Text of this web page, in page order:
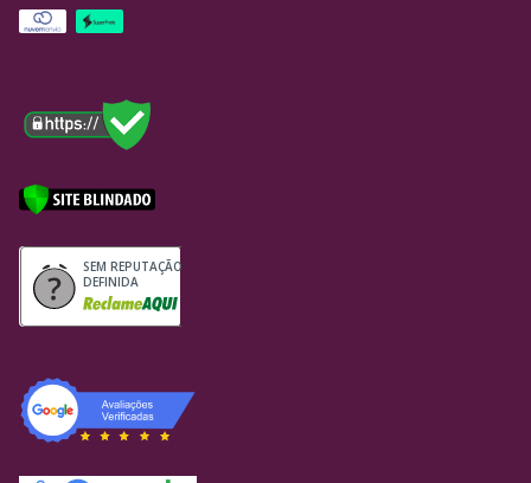
SEM REPUTAÇÃO
DEFINIDA